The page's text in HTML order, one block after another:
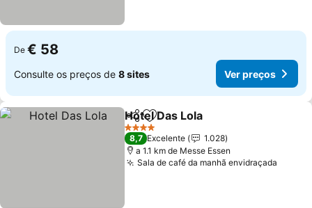
De € 58
Consulte os preços de 8 sites Ver preços
PartilharAdicionar aos favoritos
Hotel Das Lola
4 Estrelas
8,7 Excelente
1.028
a 1.1 km de Messe Essen
Sala de café da manhã envidraçada